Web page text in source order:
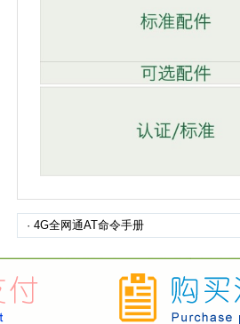
· 4G全网通AT命令手册